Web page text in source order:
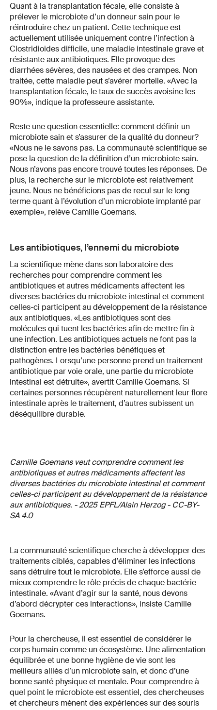
Quant à la transplantation fécale, elle consiste à
prélever le microbiote d’un donneur sain pour le
réintroduire chez un patient. Cette technique est
actuellement utilisée uniquement contre l’infection à
Clostridioides difficile, une maladie intestinale grave et
résistante aux antibiotiques. Elle provoque des
diarrhées sévères, des nausées et des crampes. Non
traitée, cette maladie peut s’avérer mortelle. «Avec la
transplantation fécale, le taux de succès avoisine les
90%», indique la professeure assistante.
Reste une question essentielle: comment définir un
microbiote sain et s’assurer de la qualité du donneur?
«Nous ne le savons pas. La communauté scientifique se
pose la question de la définition d’un microbiote sain.
Nous n’avons pas encore trouvé toutes les réponses. De
plus, la recherche sur le microbiote est relativement
jeune. Nous ne bénéficions pas de recul sur le long
terme quant à l’évolution d’un microbiote implanté par
exemple», relève Camille Goemans.
Les antibiotiques, l’ennemi du microbiote
La scientifique mène dans son laboratoire des
recherches pour comprendre comment les
antibiotiques et autres médicaments affectent les
diverses bactéries du microbiote intestinal et comment
celles-ci participent au développement de la résistance
aux antibiotiques. «Les antibiotiques sont des
molécules qui tuent les bactéries afin de mettre fin à
une infection. Les antibiotiques actuels ne font pas la
distinction entre les bactéries bénéfiques et
pathogènes. Lorsqu’une personne prend un traitement
antibiotique par voie orale, une partie du microbiote
intestinal est détruite», avertit Camille Goemans. Si
certaines personnes récupèrent naturellement leur flore
intestinale après le traitement, d’autres subissent un
déséquilibre durable.
Camille Goemans veut comprendre comment les
antibiotiques et autres médicaments affectent les
diverses bactéries du microbiote intestinal et comment
celles-ci participent au développement de la résistance
aux antibiotiques. - 2025 EPFL/Alain Herzog - CC-BY-
SA 4.0
La communauté scientifique cherche à développer des
traitements ciblés, capables d’éliminer les infections
sans détruire tout le microbiote. Elle s’efforce aussi de
mieux comprendre le rôle précis de chaque bactérie
intestinale. «Avant d’agir sur la santé, nous devons
d’abord décrypter ces interactions», insiste Camille
Goemans.
Pour la chercheuse, il est essentiel de considérer le
corps humain comme un écosystème. Une alimentation
équilibrée et une bonne hygiène de vie sont les
meilleurs alliés d’un microbiote sain, et donc d’une
bonne santé physique et mentale. Pour comprendre à
quel point le microbiote est essentiel, des chercheuses
et chercheurs mènent des expériences sur des souris